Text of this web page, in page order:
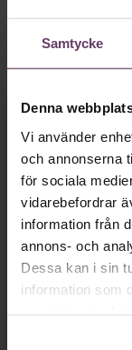
Samtycke
Denna
Vi använder
och annonserna
för sociala
vidarebefordrar
information från
annons- och
Dessa kan i sin
information som
”Jag ältar inte
Vi